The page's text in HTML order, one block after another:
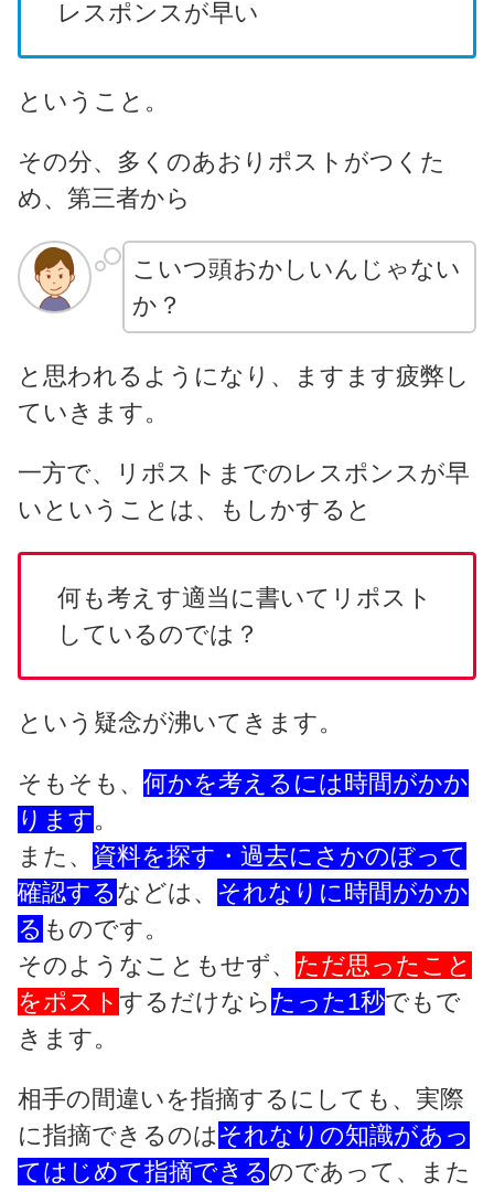
レスポンスが早い
ということ。
その分、多くのあおりポストがつくた
め、第三者から
こいつ頭おかしいんじゃない
か？
と思われるようになり、ますます疲弊し
ていきます。
一方で、リポストまでのレスポンスが早
いということは、もしかすると
何も考えす適当に書いてリポスト
しているのでは？
という疑念が沸いてきます。
そもそも、 何かを考えるには時間がかか
ります。
また、 資料を探す・過去にさかのぼって
確認する などは、 それなりに時間がかか
る ものです。
そのようなこともせず、 ただ思ったこと
をポスト するだけなら たった1秒でもで
きます。
相手の間違いを指摘するにしても、実際
に指摘できるのは それなりの知識があっ
てはじめて指摘できるのであって、また